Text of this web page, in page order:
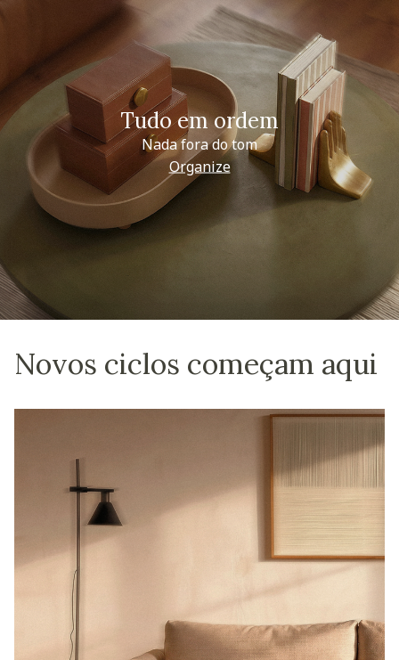
Tudo em ordem
Nada fora do tom
Organize
Novos ciclos começam aqui